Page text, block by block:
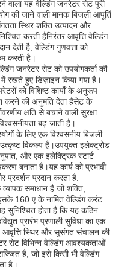
वाला यह वेल्डिंग जनरेटर सेट पूरी
की जाने वाली मानक बिजली आपूर्ति
स्थिर शक्ति उत्पादन और
करती हैनिरंतर आवृत्ति वेल्डिंग
देती है, वेल्डिंग गुणवत्ता को
करती है।
जनरेटर सेट को उपयोगकर्ता की
रखते हुए डिज़ाइन किया गया है।
को विशिष्ट कार्यों के अनुरूप
करने की अनुमति देता हैसेट के
क्षति से बचाने वाली सुरक्षा
बढ़ जाती है।
के लिए एक विश्वसनीय बिजली
विकल्प है।उपयुक्त इलेक्ट्रोड
और एक इलेक्ट्रिक स्टार्ट
बनाता है।यह कार्य को प्रभावी
प्रदान करता है.
समाधान है जो शक्ति,
160 ए के नामित वेल्डिंग करंट
होता है कि यह कठिन
प्रारंभ प्रणाली सुविधा का एक
स्थिर और सुसंगत संचालन की
सेट विभिन्न वेल्डिंग आवश्यकताओं
है, जो इसे किसी भी वेल्डिंग
है।